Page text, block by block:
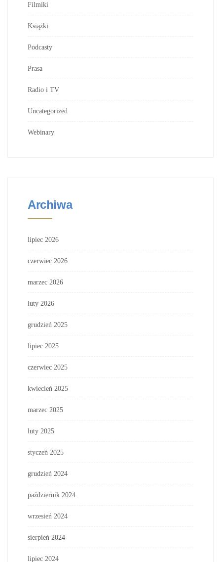
Filmiki
Książki
Podcasty
Prasa
Radio i TV
Uncategorized
Webinary
Archiwa
lipiec 2026
czerwiec 2026
marzec 2026
luty 2026
grudzień 2025
lipiec 2025
czerwiec 2025
kwiecień 2025
marzec 2025
luty 2025
styczeń 2025
grudzień 2024
październik 2024
wrzesień 2024
sierpień 2024
lipiec 2024